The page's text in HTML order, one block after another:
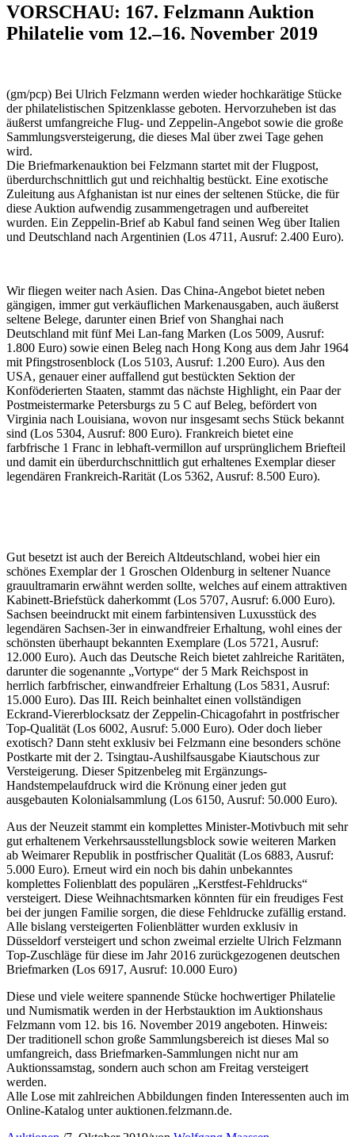
VORSCHAU: 167. Felzmann Auktion
Philatelie vom 12.–16. November 2019
(gm/pcp) Bei Ulrich Felzmann werden wieder hochkarätige Stücke
der philatelistischen Spitzenklasse geboten. Hervorzuheben ist das
äußerst umfangreiche Flug- und Zeppelin-Angebot sowie die große
Sammlungsversteigerung, die dieses Mal über zwei Tage gehen
wird.
Die Briefmarkenauktion bei Felzmann startet mit der Flugpost,
überdurchschnittlich gut und reichhaltig bestückt. Eine exotische
Zuleitung aus Afghanistan ist nur eines der seltenen Stücke, die für
diese Auktion aufwendig zusammengetragen und aufbereitet
wurden. Ein Zeppelin-Brief ab Kabul fand seinen Weg über Italien
und Deutschland nach Argentinien (Los 4711, Ausruf: 2.400 Euro).
Wir fliegen weiter nach Asien. Das China-Angebot bietet neben
gängigen, immer gut verkäuflichen Markenausgaben, auch äußerst
seltene Belege, darunter einen Brief von Shanghai nach
Deutschland mit fünf Mei Lan-fang Marken (Los 5009, Ausruf:
1.800 Euro) sowie einen Beleg nach Hong Kong aus dem Jahr 1964
mit Pfingstrosenblock (Los 5103, Ausruf: 1.200 Euro). Aus den
USA, genauer einer auffallend gut bestückten Sektion der
Konföderierten Staaten, stammt das nächste Highlight, ein Paar der
Postmeistermarke Petersburgs zu 5 C auf Beleg, befördert von
Virginia nach Louisiana, wovon nur insgesamt sechs Stück bekannt
sind (Los 5304, Ausruf: 800 Euro). Frankreich bietet eine
farbfrische 1 Franc in lebhaft-vermillon auf ursprünglichem Briefteil
und damit ein überdurchschnittlich gut erhaltenes Exemplar dieser
legendären Frankreich-Rarität (Los 5362, Ausruf: 8.500 Euro).
Gut besetzt ist auch der Bereich Altdeutschland, wobei hier ein
schönes Exemplar der 1 Groschen Oldenburg in seltener Nuance
grauultramarin erwähnt werden sollte, welches auf einem attraktiven
Kabinett-Briefstück daherkommt (Los 5707, Ausruf: 6.000 Euro).
Sachsen beeindruckt mit einem farbintensiven Luxusstück des
legendären Sachsen-3er in einwandfreier Erhaltung, wohl eines der
schönsten überhaupt bekannten Exemplare (Los 5721, Ausruf:
12.000 Euro). Auch das Deutsche Reich bietet zahlreiche Raritäten,
darunter die sogenannte „Vortype“ der 5 Mark Reichspost in
herrlich farbfrischer, einwandfreier Erhaltung (Los 5831, Ausruf:
15.000 Euro). Das III. Reich beinhaltet einen vollständigen
Eckrand-Viererblocksatz der Zeppelin-Chicagofahrt in postfrischer
Top-Qualität (Los 6002, Ausruf: 5.000 Euro). Oder doch lieber
exotisch? Dann steht exklusiv bei Felzmann eine besonders schöne
Postkarte mit der 2. Tsingtau-Aushilfsausgabe Kiautschous zur
Versteigerung. Dieser Spitzenbeleg mit Ergänzungs-
Handstempelaufdruck wird die Krönung einer jeden gut
ausgebauten Kolonialsammlung (Los 6150, Ausruf: 50.000 Euro).
Aus der Neuzeit stammt ein komplettes Minister-Motivbuch mit sehr
gut erhaltenem Verkehrsausstellungsblock sowie weiteren Marken
ab Weimarer Republik in postfrischer Qualität (Los 6883, Ausruf:
5.000 Euro). Erneut wird ein noch bis dahin unbekanntes
komplettes Folienblatt des populären „Kerstfest-Fehldrucks“
versteigert. Diese Weihnachtsmarken könnten für ein freudiges Fest
bei der jungen Familie sorgen, die diese Fehldrucke zufällig erstand.
Alle bislang versteigerten Folienblätter wurden exklusiv in
Düsseldorf versteigert und schon zweimal erzielte Ulrich Felzmann
Top-Zuschläge für diese im Jahr 2016 zurückgezogenen deutschen
Briefmarken (Los 6917, Ausruf: 10.000 Euro)
Diese und viele weitere spannende Stücke hochwertiger Philatelie
und Numismatik werden in der Herbstauktion im Auktionshaus
Felzmann vom 12. bis 16. November 2019 angeboten. Hinweis:
Der traditionell schon große Sammlungsbereich ist dieses Mal so
umfangreich, dass Briefmarken-Sammlungen nicht nur am
Auktionssamstag, sondern auch schon am Freitag versteigert
werden.
Alle Lose mit zahlreichen Abbildungen finden Interessenten auch im
Online-Katalog unter auktionen.felzmann.de.